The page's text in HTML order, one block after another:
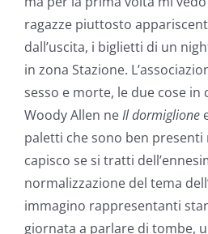
ragazze piuttosto
dall’uscita, i biglietti di un
in zona Stazione.
sesso e morte, le due cose in
Woody Allen neIl dormiglione
paletti che sono ben
capisco se si tratti
normalizzazione del tema
immagino rappresentanti
giornata a parlare di tombe,